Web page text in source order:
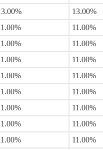
13.00%
11.00%
11.00%
11.00%
11.00%
11.00%
11.00%
11.00%
11.00%